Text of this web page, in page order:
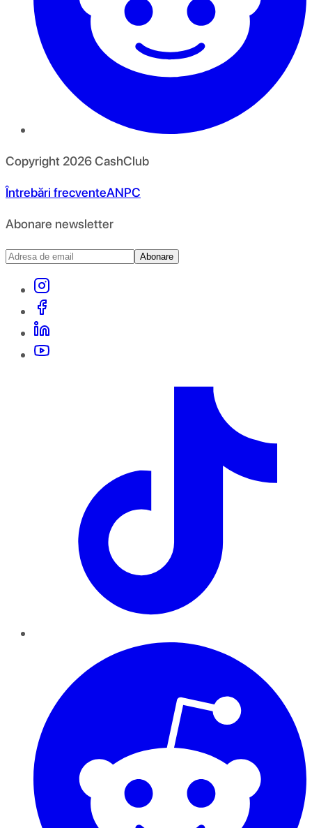
Copyright 2026CashClub
Întrebări frecventeANPC
Abonare newsletter
Abonare